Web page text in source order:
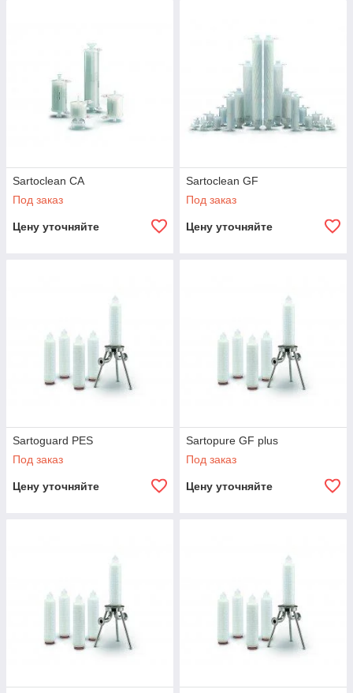
Sartoclean CA
Под заказ
Цену уточняйте
Sartoclean GF
Под заказ
Цену уточняйте
Sartoguard PES
Под заказ
Цену уточняйте
Sartopure GF plus
Под заказ
Цену уточняйте